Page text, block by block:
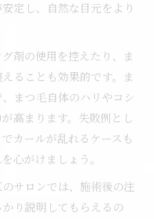
定し、自然な目元をより
剤の使用を控えたり、ま
ることも効果的です。ま
まつ毛自体のハリやコシ
高まります。失敗例とし
カールが乱れるケースも
心がけましょう。
サロンでは、施術後の注
り説明してもらえるの